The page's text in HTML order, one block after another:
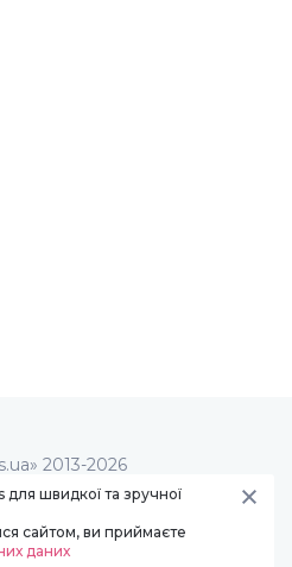
кракелюра)
2013-2026
швидкої та зручної
сайтом, ви приймаєте
даних